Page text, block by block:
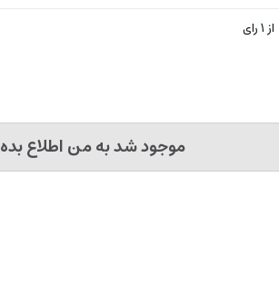
از1رای
موجود شد به من اطلاع بده